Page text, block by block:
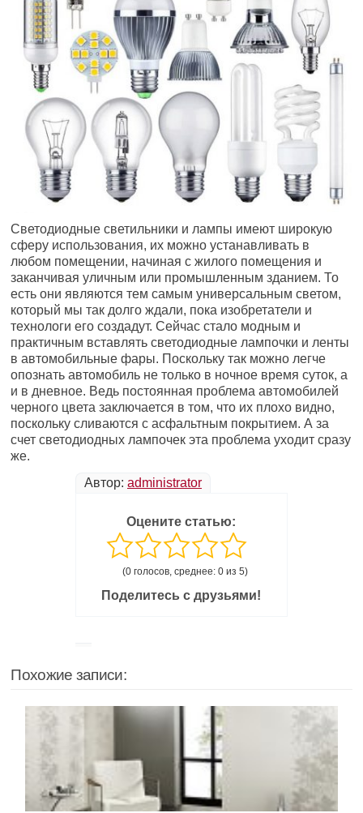
Светодиодные светильники и лампы имеют широкую
сферу использования, их можно устанавливать в
любом помещении, начиная с жилого помещения и
заканчивая уличным или промышленным зданием. То
есть они являются тем самым универсальным светом,
который мы так долго ждали, пока изобретатели и
технологи его создадут. Сейчас стало модным и
практичным вставлять светодиодные лампочки и ленты
в автомобильные фары. Поскольку так можно легче
опознать автомобиль не только в ночное время суток, а
и в дневное. Ведь постоянная проблема автомобилей
черного цвета заключается в том, что их плохо видно,
поскольку сливаются с асфальтным покрытием. А за
счет светодиодных лампочек эта проблема уходит сразу
же.
Автор: administrator
Оцените статью:
(0 голосов, среднее: 0 из 5)
Поделитесь с друзьями!
Похожие записи: